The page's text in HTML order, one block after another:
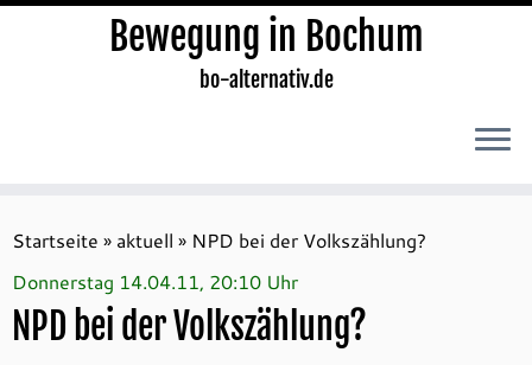
Inhalt
springen
Bewegung in Bochum
bo-alternativ.de
Startseite » aktuell » NPD bei der Volkszählung?
Donnerstag 14.04.11, 20:10 Uhr
NPD bei der Volkszählung?